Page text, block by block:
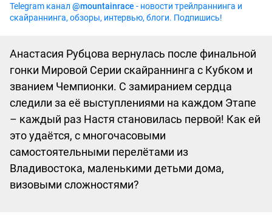
Telegram канал @mountainrace - новости трейлраннинга и
скайраннинга, обзоры, интервью, блоги. Подпишись!
Анастасия Рубцова вернулась после финальной
гонки Мировой Серии скайраннинга с Кубком и
званием Чемпионки. С замиранием сердца
следили за её выступлениями на каждом Этапе
– каждый раз Настя становилась первой! Как ей
это удаётся, с многочасовыми
самостоятельными перелётами из
Владивостока, маленькими детьми дома,
визовыми сложностями?